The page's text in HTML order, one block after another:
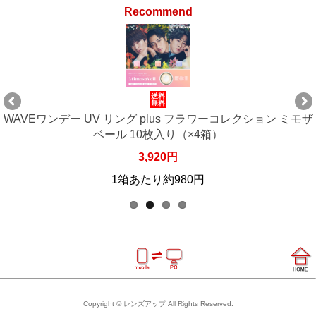
Recommend
WAVEワンデー UV リング plus フラワーコレクション ミモザ
ベール 10枚入り（×6箱）
5,880円
1箱あたり約980円
Copyright © レンズアップ All Rights Reserved.